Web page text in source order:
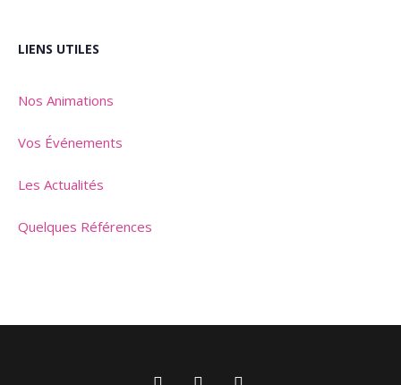
LIENS UTILES
Nos Animations
Vos Événements
Les Actualités
Quelques Références